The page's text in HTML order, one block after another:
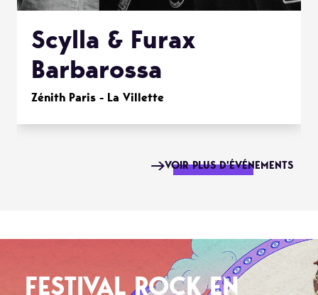
Scylla & Furax
Barbarossa
Zénith Paris - La Villette
VOIR PLUS D'ÉVÉNEMENTS
FESTIVAL ROCK EN